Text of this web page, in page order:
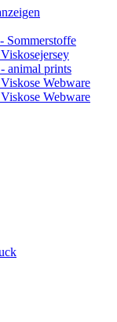
Sommerstoffe
animal prints
Webware
Webware